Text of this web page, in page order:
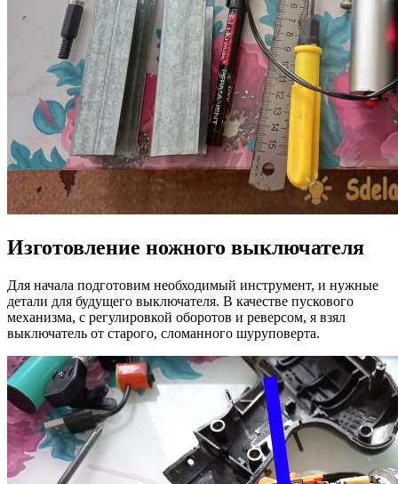
Изготовление ножного выключателя
Для начала подготовим необходимый инструмент, и нужные
детали для будущего выключателя. В качестве пускового
механизма, с регулировкой оборотов и реверсом, я взял
выключатель от старого, сломанного шуруповерта.